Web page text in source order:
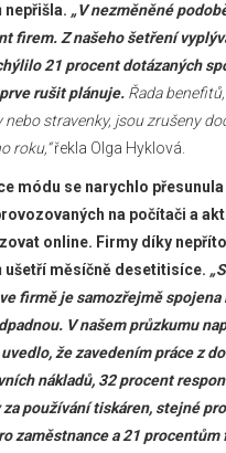
nepřišla. „V nezměněné
firem. Z našeho šetření
21 procent dotázaných
rušit plánuje. Řada
nebo stravenky, jsou zrušeny
roku,“řekla Olga Hyklová.
módu se narychlo přesunula
na počítači a
online. Firmy díky
ušetří měsíčně desetitisíce.
firmě je samozřejmě spojena
V našem průzkumu
že zavedením práce z
nákladů, 32 procent
za používání tiskáren, stejné
zaměstnance a 21